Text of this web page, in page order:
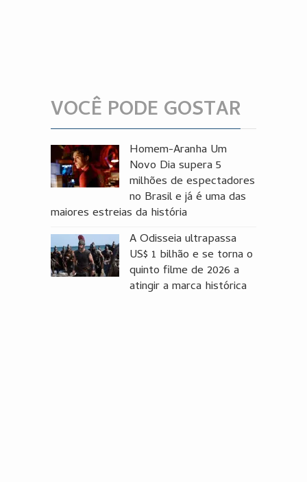
VOCÊ PODE GOSTAR
Homem-Aranha Um
Novo Dia supera 5
milhões de espectadores
no Brasil e já é uma das
maiores estreias da história
A Odisseia ultrapassa
US$ 1 bilhão e se torna o
quinto filme de 2026 a
atingir a marca histórica